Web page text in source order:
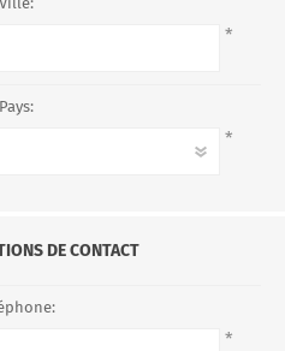
*
Pays:
*
DE CONTACT
*